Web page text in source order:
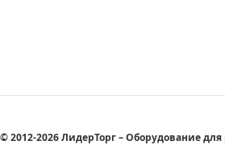
© 2012-2026 ЛидерТорг – Оборудование для